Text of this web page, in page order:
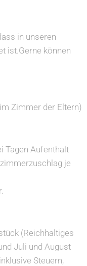
in unseren
ist.Gerne können
Zimmer der Eltern)
Tagen Aufenthalt
je
(Reichhaltiges
Juli und August
Steuern,